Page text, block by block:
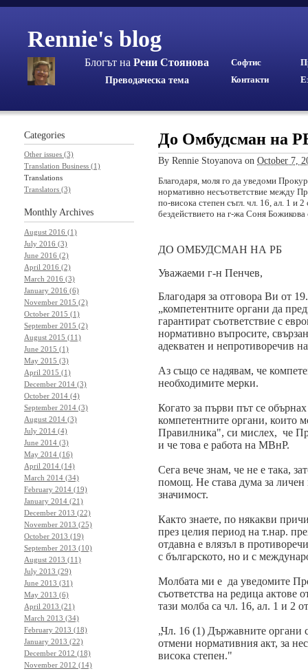
Rennie's blog
Блогът на Рени Стоянова Софтис
Преводаческа тема
Контакти
До Омбудсман на
By Rennie Stoyanova on October 7,
Благодаря, моля го да уведоми
нормативно несъответствие между
по-висока степен съгл. чл. 16, ал. 1 и
бездействието на г-жа Соня
ДО ОМБУДСМАН НА РБ
Уважаеми г-н Пенчев,
Благодаря за отговора Ви от
„компетентните органи да
гарантират съответствие с
нормативно въпросите,
адекватен и непротиворечив
Аз също се надявам, че
необходимите мерки.
Когато за първи път се
компетентните органи, които
Правилника", си мислех, че
и че това е работа на МВнР.
Сега вече знам, че не е така,
помощ. Не става дума за
значимост.
Както знаете, по някакви
през целия период на т.нар.
отдавна е влязъл в
с българското, но и с
Молбата ми е да уведомите
съответства на редица актове
тази молба са чл. 16, ал. 1 и 2
„Чл. 16 (1) Държавните органи
отмени нормативния акт, за
висока степен."
Categories
Other issues (3)
Translation Business (1)
Translations
Translators (3)
Monthly Archives
August 2016 (1)
July 2016 (3)
June 2016 (2)
April 2016 (2)
March 2016 (3)
January 2016 (6)
November 2015 (2)
October 2015 (1)
September 2015 (2)
August 2015 (11)
June 2015 (1)
May 2015 (3)
April 2015 (1)
December 2014 (3)
October 2014 (4)
September 2014 (3)
August 2014 (3)
July 2014 (4)
June 2014 (3)
May 2014 (16)
April 2014 (14)
March 2014 (34)
February 2014 (19)
January 2014 (21)
December 2013 (22)
November 2013 (25)
October 2013 (19)
September 2013 (10)
August 2013 (11)
July 2013 (29)
June 2013 (31)
May 2013 (6)
April 2013 (21)
March 2013 (34)
February 2013 (18)
January 2013 (22)
December 2012 (18)
November 2012 (14)